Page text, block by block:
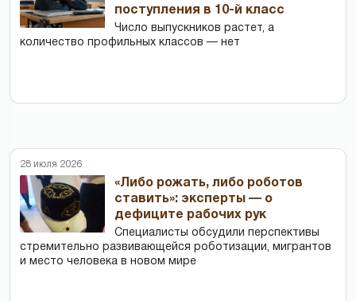
поступления в 10-й класс
Число выпускников растет, а
количество профильных классов — нет
28 июля 2026
«Либо рожать, либо роботов
ставить»: эксперты — о
дефиците рабочих рук
Специалисты обсудили перспективы
стремительно развивающейся роботизации, мигрантов
и место человека в новом мире